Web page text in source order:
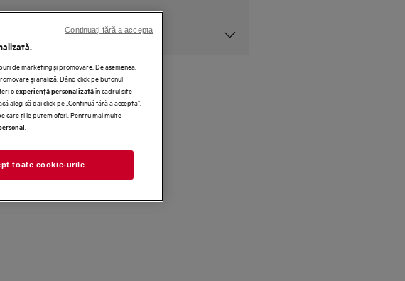
confort asigurat
de marketing și promovare. De asemenea,
și analiză. Dând click pe butonul
oexperienţă personalizatăîn cadrul site-
alegi să dai click pe „Continuă fără a accepta”,
care ţi le putem oferi. Pentru mai multe
toate cookie-urile
Continuați fără a accepta